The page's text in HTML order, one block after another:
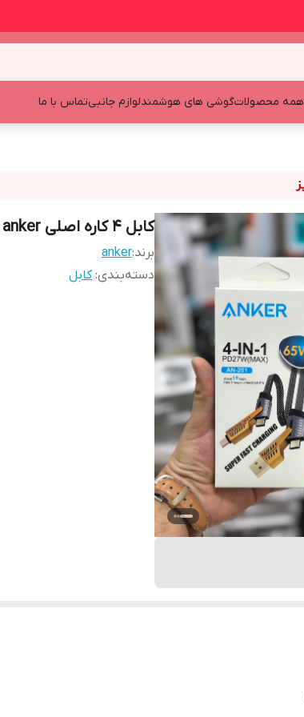
همه محصولاتگوشی های هوشمندلوازم جانبیتماس با ما
کابل 4 کاره اصلی anker {6 ماه گارانتی}
برند:anker
دسته‌بندی:کابل